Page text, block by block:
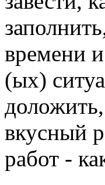
времени
(ых)
вкусный
работ -